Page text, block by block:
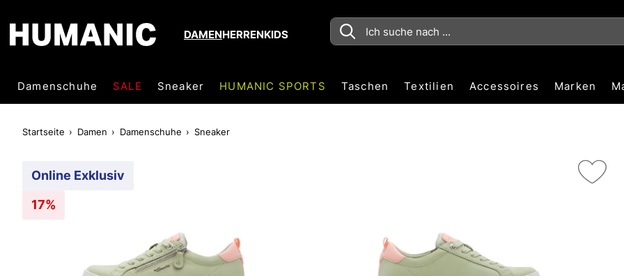
DAMENHERRENKIDS
Damenschuhe SALE Sneaker HUMANIC SPORTS Taschen Textilien Accessoires Marken
Startseite Damen Damenschuhe Sneaker
Online Exklusiv
17%